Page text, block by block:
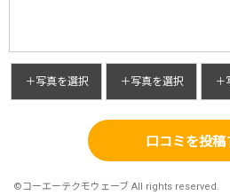
＋写真を選択 ＋写真を選択 ＋
口コミを投稿
©コーエーテクモウェーブ All rights reserved.